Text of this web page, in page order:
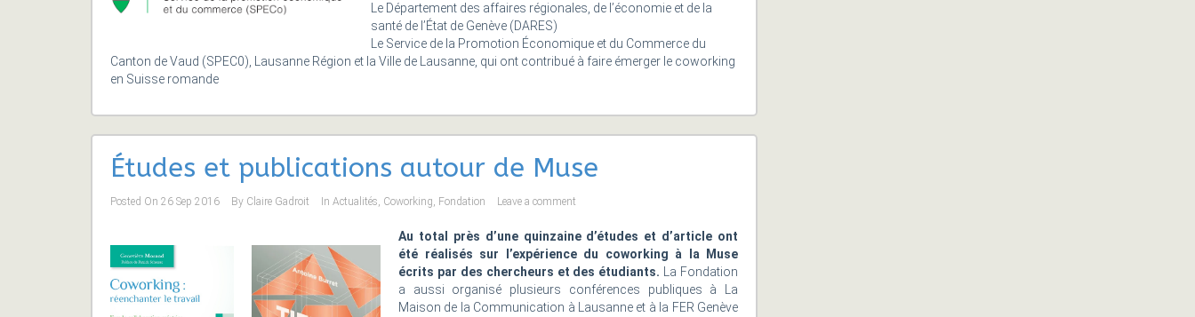
Le Département des affaires régionales, de l’économie et de la
santé de l’État de Genève (DARES)
Le Service de la Promotion Économique et du Commerce du
Canton de Vaud (SPEC0), Lausanne Région et la Ville de Lausanne, qui ont contribué à faire émerger le coworking
en Suisse romande
Études et publications autour de Muse
Posted On 26 Sep 2016 By Claire Gadroit In Actualités, Coworking, Fondation Leave a comment
Au total près d’une quinzaine d’études et d’article ont
été réalisés sur l’expérience du coworking à la Muse
écrits par des chercheurs et des étudiants. La Fondation
a aussi organisé plusieurs conférences publiques à La
Maison de la Communication à Lausanne et à la FER Genève